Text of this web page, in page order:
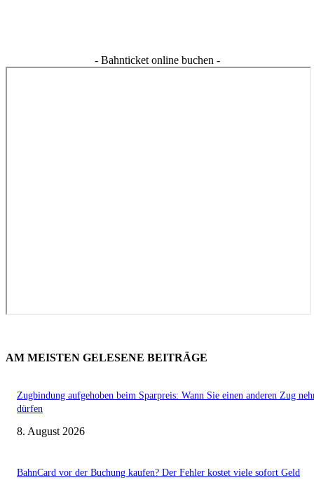
- Bahnticket online buchen -
AM MEISTEN GELESENE BEITRÄGE
Zugbindung aufgehoben beim Sparpreis: Wann Sie einen anderen Zug
dürfen
8. August 2026
BahnCard vor der Buchung kaufen? Der Fehler kostet viele sofort Geld